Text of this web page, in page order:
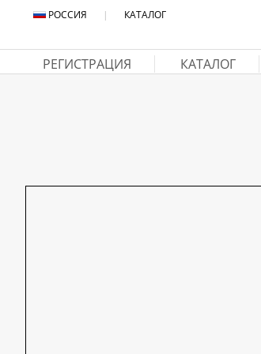
РОССИЯ | КАТАЛОГ
РЕГИСТРАЦИЯ КАТАЛОГ